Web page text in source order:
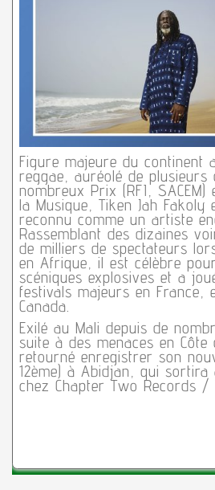
Figure majeure du continent
reggae, auréolé de plusieurs
nombreux Prix (RFI, SACEM)
la Musique, Tiken Jah Fakoly
reconnu comme un artiste
Rassemblant des dizaines
de milliers de spectateurs
en Afrique, il est célèbre
scéniques explosives et a
festivals majeurs en France,
Canada.
Exilé au Mali depuis de
suite à des menaces en Côte
retourné enregistrer son
12ème) à Abidjan, qui sortira
chez Chapter Two Records /